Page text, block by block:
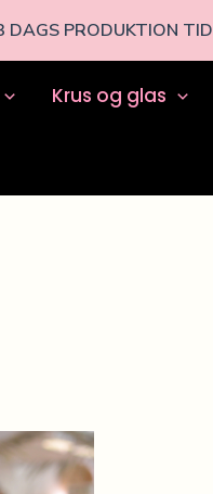
PRODUKTION TID
Krus og glas